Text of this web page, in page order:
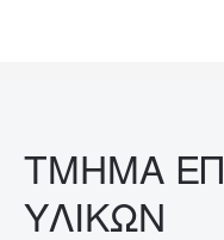
ΤΜΗΜΑ
ΥΛΙΚΩΝ